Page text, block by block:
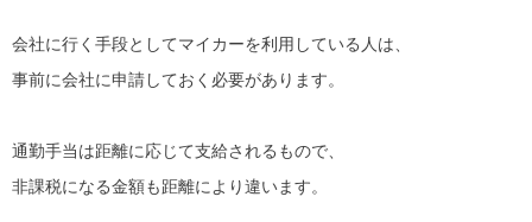
会社に行く手段としてマイカーを利用している人は、
事前に会社に申請しておく必要があります。
通勤手当は距離に応じて支給されるもので、
非課税になる金額も距離により違います。